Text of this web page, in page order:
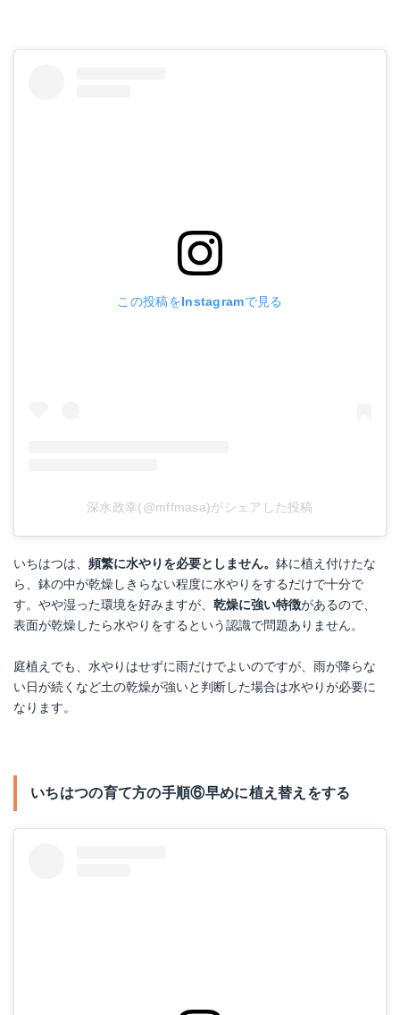
この投稿をInstagramで見る
深水政幸(@mffmasa)がシェアした投稿
いちはつは、 頻繁に水やりを必要としません。 鉢に植え付けたな
ら、鉢の中が乾燥しきらない程度に水やりをするだけで十分で
す。やや湿った環境を好みますが、 乾燥に強い特徴があるので、
表面が乾燥したら水やりをするという認識で問題ありません。
庭植えでも、水やりはせずに雨だけでよいのですが、雨が降らな
い日が続くなど土の乾燥が強いと判断した場合は水やりが必要に
なります。
いちはつの育て方の手順⑥早めに植え替えをする